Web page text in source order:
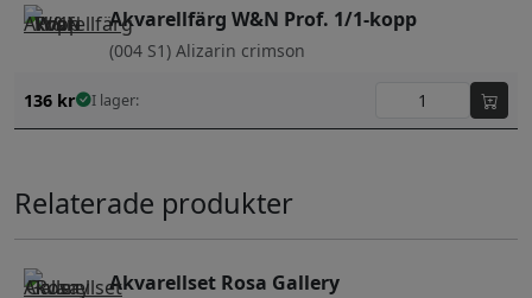
Akvarellfärg W&N Prof. 1/1-kopp
(004 S1) Alizarin crimson
136 kr I lager:
Relaterade produkter
Akvarellset Rosa Gallery